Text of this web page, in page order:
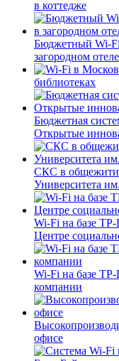
в коттедже
Бюджетный Wi-Fi
загородном отеле
библиотеках
Бюджетная
Открытые
СКС в
Университета
Wi-Fi на базе
Центре
Wi-Fi на базе
компании
офисе